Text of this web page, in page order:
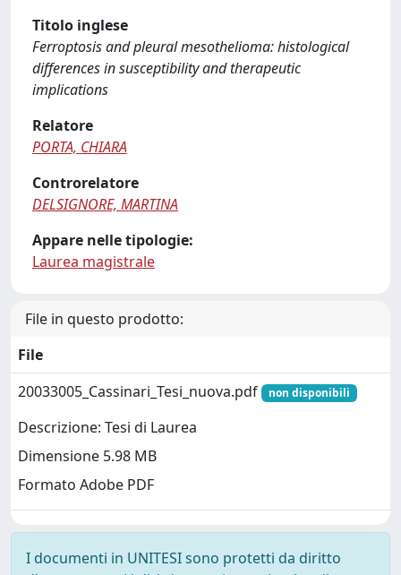
Titolo inglese
Ferroptosis and pleural mesothelioma: histological
differences in susceptibility and therapeutic
implications
Relatore
PORTA, CHIARA
Controrelatore
DELSIGNORE, MARTINA
Appare nelle tipologie:
Laurea magistrale
File in questo prodotto:
File
20033005_Cassinari_Tesi_nuova.pdf
non disponibili
Descrizione: Tesi di Laurea
Dimensione 5.98 MB
Formato Adobe PDF
I documenti in UNITESI sono protetti da diritto